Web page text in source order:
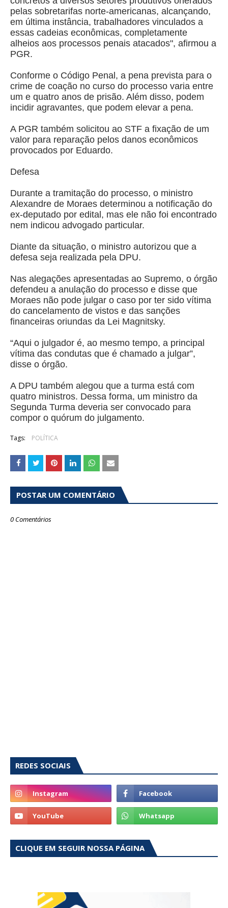
pelas sobretarifas norte-americanas, alcançando,
em última instância, trabalhadores vinculados a
essas cadeias econômicas, completamente
alheios aos processos penais atacados", afirmou a
PGR.
Conforme o Código Penal, a pena prevista para o
crime de coação no curso do processo varia entre
um e quatro anos de prisão. Além disso, podem
incidir agravantes, que podem elevar a pena.
A PGR também solicitou ao STF a fixação de um
valor para reparação pelos danos econômicos
provocados por Eduardo.
Defesa
Durante a tramitação do processo, o ministro
Alexandre de Moraes determinou a notificação do
ex-deputado por edital, mas ele não foi encontrado
nem indicou advogado particular.
Diante da situação, o ministro autorizou que a
defesa seja realizada pela DPU.
Nas alegações apresentadas ao Supremo, o órgão
defendeu a anulação do processo e disse que
Moraes não pode julgar o caso por ter sido vítima
do cancelamento de vistos e das sanções
financeiras oriundas da Lei Magnitsky.
“Aqui o julgador é, ao mesmo tempo, a principal
vítima das condutas que é chamado a julgar”,
disse o órgão.
A DPU também alegou que a turma está com
quatro ministros. Dessa forma, um ministro da
Segunda Turma deveria ser convocado para
compor o quórum do julgamento.
Tags: POLÍTICA
POSTAR UM COMENTÁRIO
0 Comentários
REDES SOCIAIS
CLIQUE EM SEGUIR NOSSA PÁGINA